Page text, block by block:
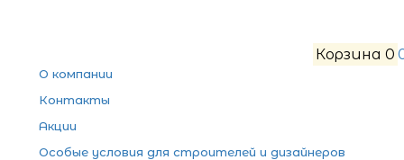
Корзина 0
О компании
Контакты
Акции
Особые условия для строителей и дизайнеров